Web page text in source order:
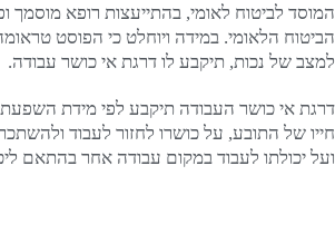
המוסד לביטוח לאומי, בהתייעצות רופא מוסמך
הביטוח הלאומי. במידה ויוחלט כי הפוסט
למצב של נכות, תיקבע לו דרגת אי כושר עבודה.
דרגת אי כושר העבודה תיקבע לפי מידת
חייו של התובע, על כושרו לחזור לעבוד
ועל יכולתו לעבוד במקום עבודה אחר בהתאם